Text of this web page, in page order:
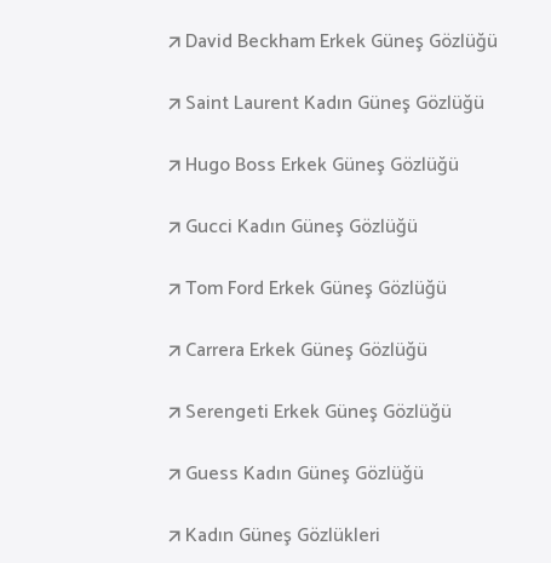
David Beckham Erkek Güneş Gözlüğü
Saint Laurent Kadın Güneş Gözlüğü
Hugo Boss Erkek Güneş Gözlüğü
Gucci Kadın Güneş Gözlüğü
Tom Ford Erkek Güneş Gözlüğü
Carrera Erkek Güneş Gözlüğü
Serengeti Erkek Güneş Gözlüğü
Guess Kadın Güneş Gözlüğü
Kadın Güneş Gözlükleri